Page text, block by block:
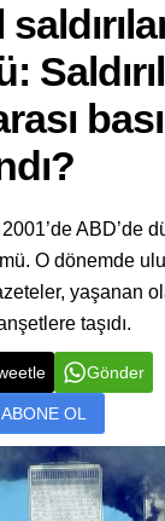
ABD’de
O dönemde
yaşanan
taşıdı.
Gönder
ABONE OL